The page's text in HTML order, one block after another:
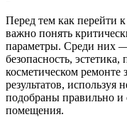
Перед тем как перейти
важно понять
параметры. Среди них —
безопасность,
косметическом ремонте
результатов, используя
подобраны правильно и
помещения.